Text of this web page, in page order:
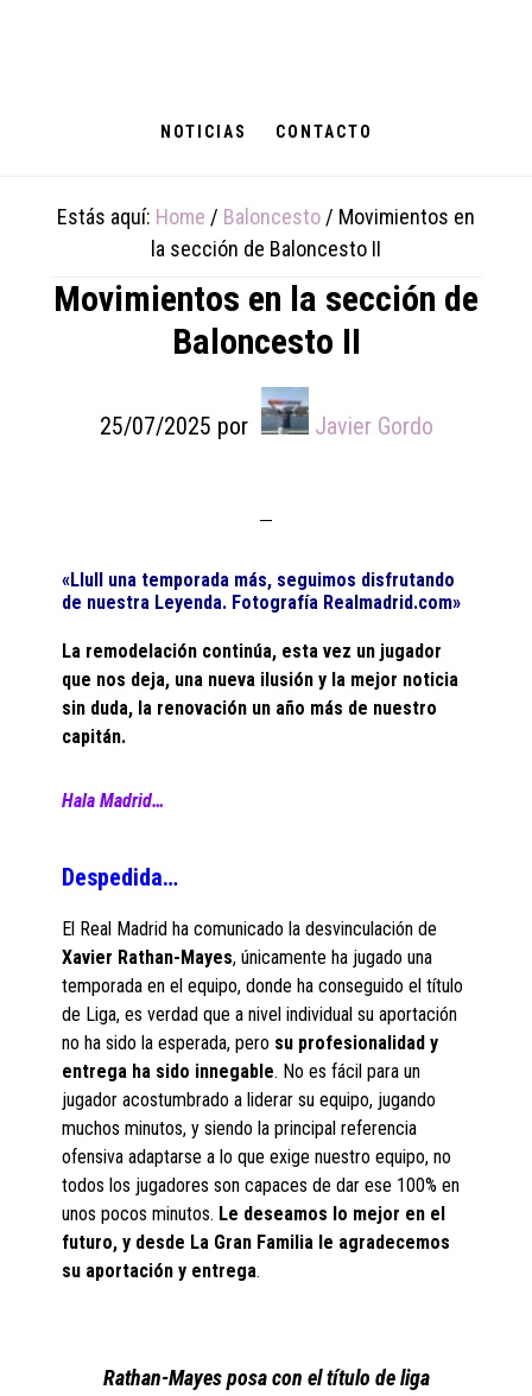
NOTICIAS CONTACTO
Estás aquí: Home / Baloncesto / Movimientos en
la sección de Baloncesto II
Movimientos en la sección de
Baloncesto II
25/07/2025 por Javier Gordo
«Llull una temporada más, seguimos disfrutando
de nuestra Leyenda. Fotografía Realmadrid.com»
La remodelación continúa, esta vez un jugador
que nos deja, una nueva ilusión y la mejor noticia
sin duda, la renovación un año más de nuestro
capitán.
Hala Madrid…
Despedida…
El Real Madrid ha comunicado la desvinculación de
Xavier Rathan-Mayes, únicamente ha jugado una
temporada en el equipo, donde ha conseguido el título
de Liga, es verdad que a nivel individual su aportación
no ha sido la esperada, pero su profesionalidad y
entrega ha sido innegable. No es fácil para un
jugador acostumbrado a liderar su equipo, jugando
muchos minutos, y siendo la principal referencia
ofensiva adaptarse a lo que exige nuestro equipo, no
todos los jugadores son capaces de dar ese 100% en
unos pocos minutos. Le deseamos lo mejor en el
futuro, y desde La Gran Familia le agradecemos
su aportación y entrega.
Rathan-Mayes posa con el título de liga